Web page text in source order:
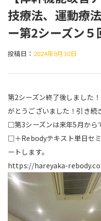
技療法、運動療
ー第2シーズン５
投稿日： 2024年9月30日
第2シーズン終了後しました
がとうございました！引き続
□第3シーズンは来年5月から
□＋Rebodyテキスト単日セ
ートします。
https://hareyaka-